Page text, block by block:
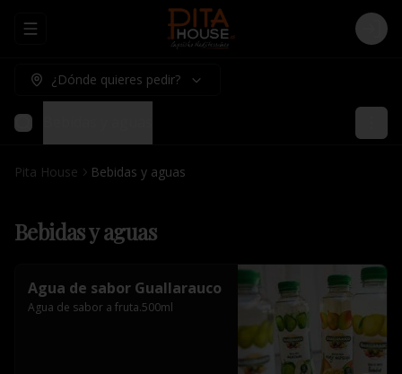
Abrir menu de navegación Login
¿Dónde quieres pedir?
Pita House Bebidas y aguas
Bebidas y aguas
Agua de sabor Guallarauco
Agua de sabor a fruta.500ml